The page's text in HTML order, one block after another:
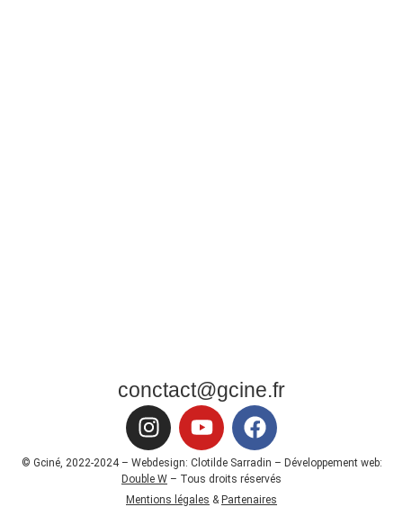
conctact@gcine.fr
© Gciné, 2022-2024 – Webdesign: Clotilde Sarradin – Développement web:
Double W – Tous droits réservés
Mentions légales & Partenaires